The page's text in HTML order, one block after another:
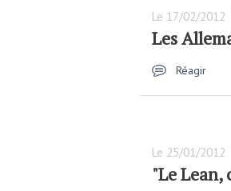
Le 17/02/2012
Les
Réagir
Le 25/01/2012
"Le Lean,